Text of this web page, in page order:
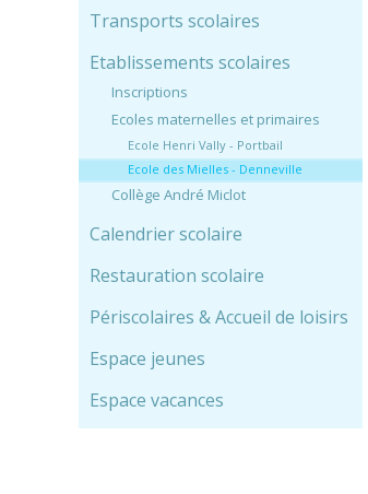
Transports scolaires
Etablissements scolaires
Inscriptions
Ecoles maternelles et primaires
Ecole Henri Vally - Portbail
Ecole des Mielles - Denneville
Collège André Miclot
Calendrier scolaire
Restauration scolaire
Périscolaires & Accueil de loisirs
Espace jeunes
Espace vacances